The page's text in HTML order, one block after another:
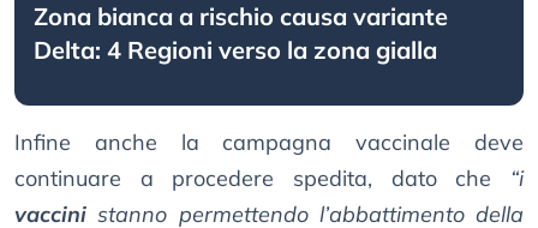
Zona bianca a rischio causa variante
Delta: 4 Regioni verso la zona gialla
Infine anche la campagna vaccinale deve
continuare a procedere spedita, dato che “i
vaccini stanno permettendo l’abbattimento della